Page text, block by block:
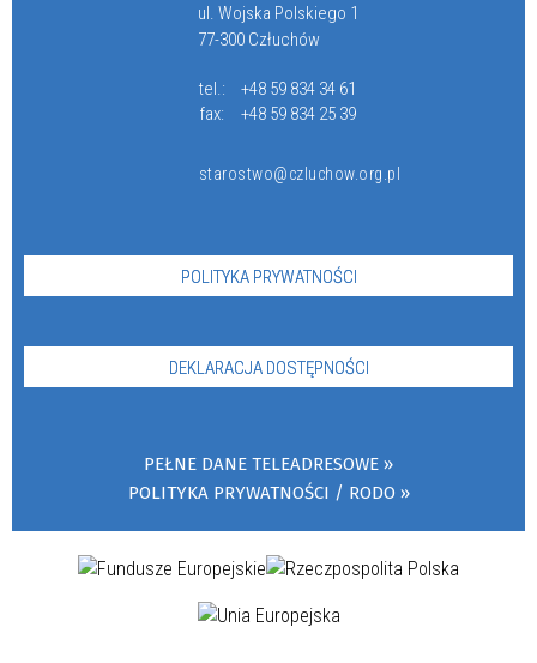
ul. Wojska Polskiego 1
77-300 Człuchów
tel.:
+48 59 834 34 61
fax:
+48 59 834 25 39
starostwo@czluchow.org.pl
POLITYKA PRYWATNOŚCI
DEKLARACJA DOSTĘPNOŚCI
PEŁNE DANE TELEADRESOWE
POLITYKA PRYWATNOŚCI / RODO